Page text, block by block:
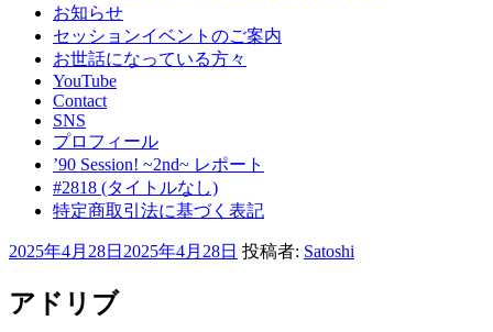
お知らせ
セッションイベントのご案内
お世話になっている方々
YouTube
Contact
SNS
プロフィール
’90 Session! ~2nd~ レポート
#2818 (タイトルなし)
特定商取引法に基づく表記
投
日:
2025年4月28日 2025年4月28日 投稿者: Satoshi
アドリブ